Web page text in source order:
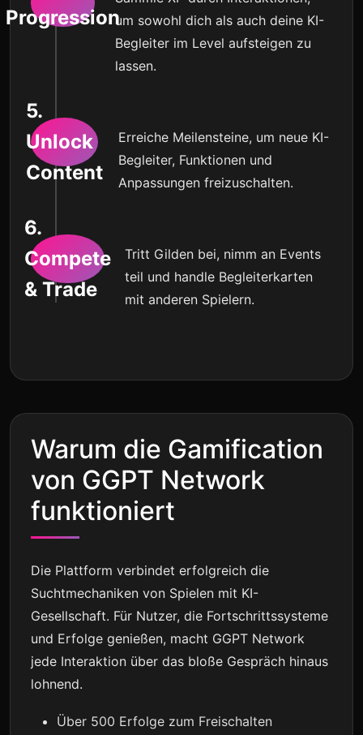
Progressionum sowohl dich als auch deine KI-
Begleiter im Level aufsteigen zu
lassen.
5.
Unlock
Content
Erreiche Meilensteine, um neue KI-
Begleiter, Funktionen und
Anpassungen freizuschalten.
6.
Compete
& Trade
Tritt Gilden bei, nimm an Events
teil und handle Begleiterkarten
mit anderen Spielern.
Warum die Gamification
von GGPT Network
funktioniert
Die Plattform verbindet erfolgreich die
Suchtmechaniken von Spielen mit KI-
Gesellschaft. Für Nutzer, die Fortschrittssysteme
und Erfolge genießen, macht GGPT Network
jede Interaktion über das bloße Gespräch hinaus
lohnend.
Über 500 Erfolge zum Freischalten